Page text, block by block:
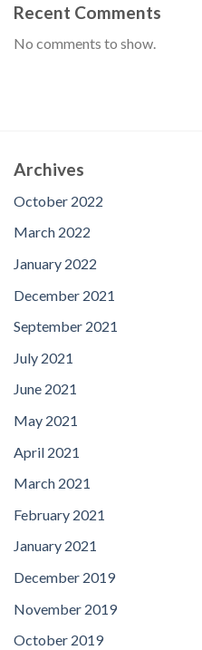
Recent Comments
No comments to show.
Archives
October 2022
March 2022
January 2022
December 2021
September 2021
July 2021
June 2021
May 2021
April 2021
March 2021
February 2021
January 2021
December 2019
November 2019
October 2019